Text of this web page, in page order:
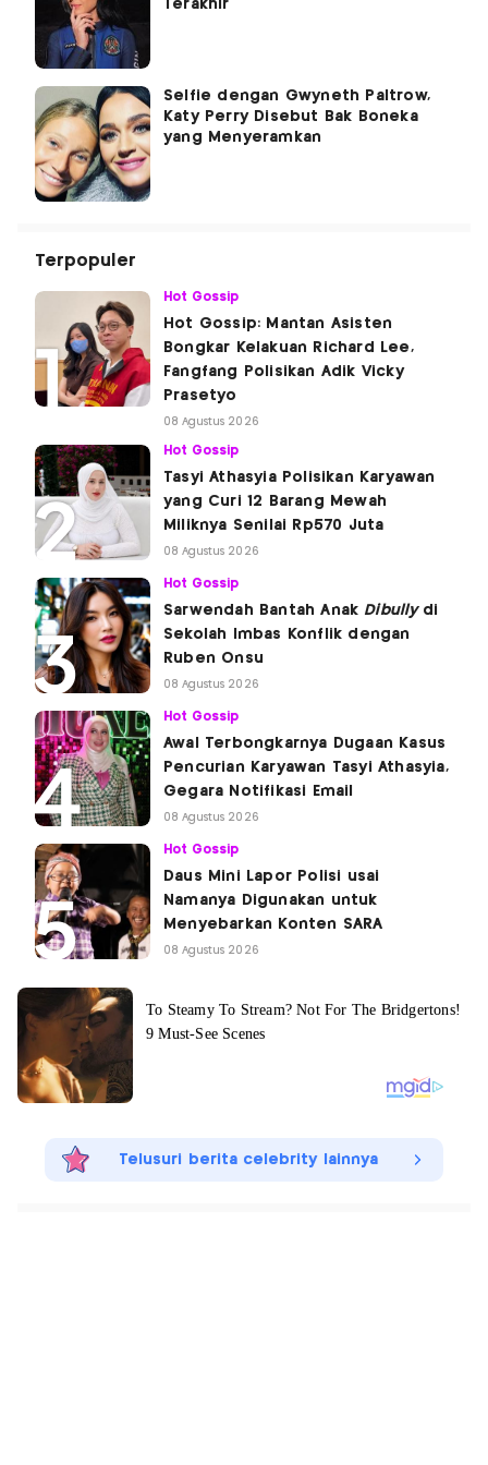
Terakhir
Selfie dengan Gwyneth Paltrow,
Katy Perry Disebut Bak Boneka
yang Menyeramkan
Terpopuler
Hot Gossip
Hot Gossip: Mantan Asisten
Bongkar Kelakuan Richard Lee,
Fangfang Polisikan Adik Vicky
Prasetyo
08 Agustus 2026
Hot Gossip
Tasyi Athasyia Polisikan Karyawan
yang Curi 12 Barang Mewah
Miliknya Senilai Rp570 Juta
08 Agustus 2026
Hot Gossip
Sarwendah Bantah Anak Dibullydi
Sekolah Imbas Konflik dengan
Ruben Onsu
08 Agustus 2026
Hot Gossip
Awal Terbongkarnya Dugaan Kasus
Pencurian Karyawan Tasyi Athasyia,
Gegara Notifikasi Email
08 Agustus 2026
Hot Gossip
Daus Mini Lapor Polisi usai
Namanya Digunakan untuk
Menyebarkan Konten SARA
08 Agustus 2026
Telusuri berita celebrity lainnya